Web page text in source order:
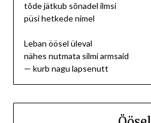
tõde jätkub sõnadel ilmsi
püsi hetkede nimel
Leban öösel üleval
nähes nutmata silmi armsaid
— kurb nagu lapsenutt